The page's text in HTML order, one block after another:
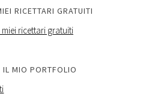
RICETTARI GRATUITI
IL MIO PORTFOLIO